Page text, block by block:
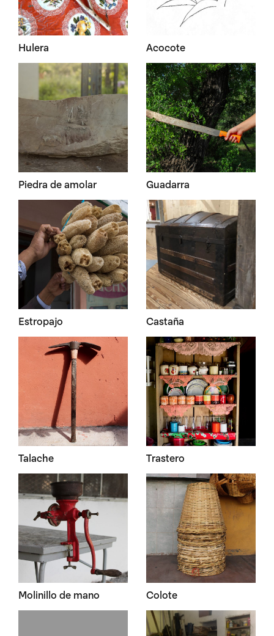
Hulera Acocote
Piedra de amolar Guadarra
Estropajo Castaña
Talache Trastero
Molinillo de mano Colote